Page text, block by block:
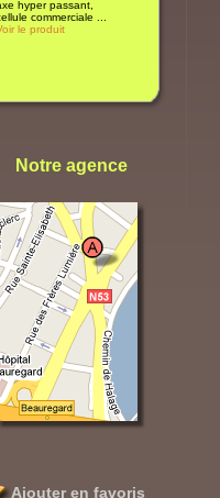
Notre agence
Ajouter en favoris